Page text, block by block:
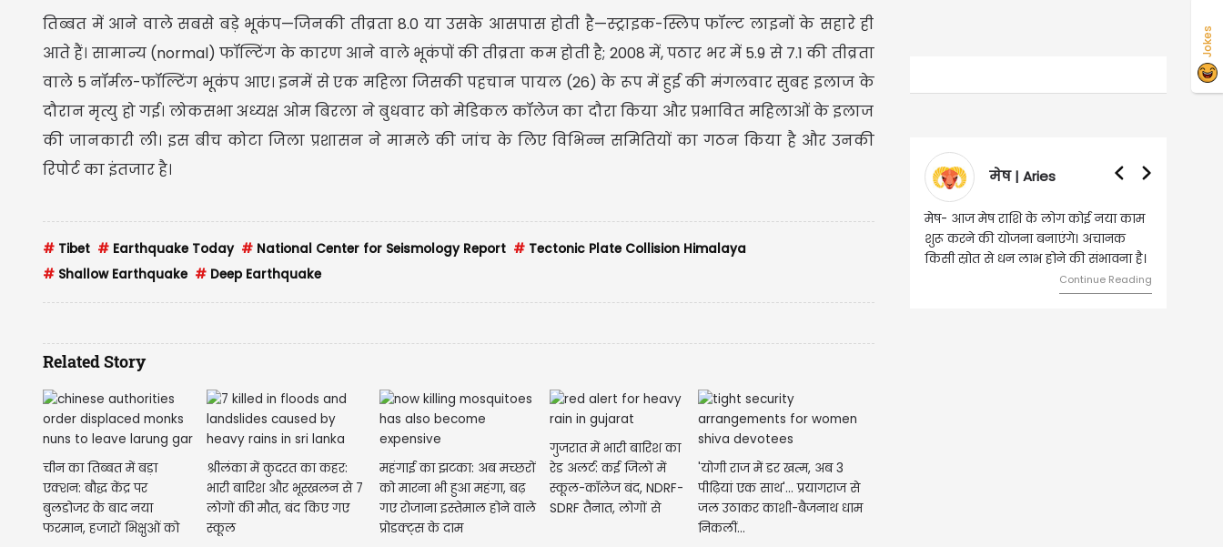
तिब्बत में आने वाले सबसे बड़े भूकंप—जिनकी तीव्रता 8.0 या उसके आसपास होती है—स्ट्राइक-स्लिप फॉल्ट लाइनों के सहारे ही
आते हैं। सामान्य (normal) फॉल्टिंग के कारण आने वाले भूकंपों की तीव्रता कम होती है; 2008 में, पठार भर में 5.9 से 7.1 की तीव्रता
वाले 5 नॉर्मल-फॉल्टिंग भूकंप आए। इनमें से एक महिला जिसकी पहचान पायल (26) के रूप में हुई की मंगलवार सुबह इलाज के
दौरान मृत्यु हो गई। लोकसभा अध्यक्ष ओम बिरला ने बुधवार को मेडिकल कॉलेज का दौरा किया और प्रभावित महिलाओं के इलाज
की जानकारी ली। इस बीच कोटा जिला प्रशासन ने मामले की जांच के लिए विभिन्न समितियों का गठन किया है और उनकी
रिपोर्ट का इंतजार है।
# Tibet # Earthquake Today # National Center for Seismology Report # Tectonic Plate Collision Himalaya
# Shallow Earthquake # Deep Earthquake
Related Story
चीन का तिब्बत में बड़ा
एक्शन: बौद्ध केंद्र पर
बुलडोजर के बाद नया
फरमान, हजारों भिक्षुओं को
श्रीलंका में कुदरत का कहर:
भारी बारिश और भूस्खलन से 7
लोगों की मौत, बंद किए गए
स्कूल
महंगाई का झटका: अब मच्छरों
को मारना भी हुआ महंगा, बढ़
गए रोजाना इस्तेमाल होने वाले
प्रोडक्ट्स के दाम
गुजरात में भारी बारिश का
रेड अलर्ट: कई जिलों में
स्कूल-कॉलेज बंद, NDRF-
SDRF तैनात, लोगों से
'योगी राज में डर खत्म, अब 3
पीढ़ियां एक साथ'... प्रयागराज से
जल उठाकर काशी-बैजनाथ धाम
निकलीं...
मेष | Aries
मेष- आज मेष राशि के लोग कोई नया काम
शुरू करने की योजना बनाएंगे। अचानक
किसी स्रोत से धन लाभ होने की संभावना है।
Continue Reading
वृष - आज ऐसे
जिससे भविष्य में
दांपत्य जीवन में
Jokes